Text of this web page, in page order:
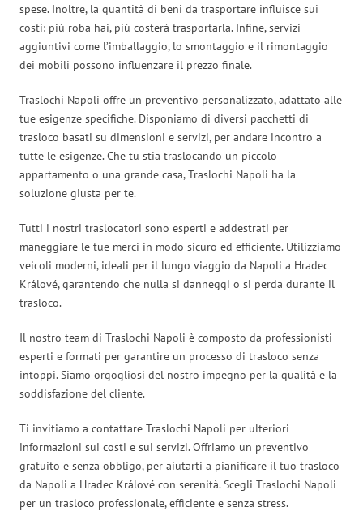
spese. Inoltre, la quantità di beni da trasportare influisce sui
costi: più roba hai, più costerà trasportarla. Infine, servizi
aggiuntivi come l’imballaggio, lo smontaggio e il rimontaggio
dei mobili possono influenzare il prezzo finale.
Traslochi Napoli offre un preventivo personalizzato, adattato alle
tue esigenze specifiche. Disponiamo di diversi pacchetti di
trasloco basati su dimensioni e servizi, per andare incontro a
tutte le esigenze. Che tu stia traslocando un piccolo
appartamento o una grande casa, Traslochi Napoli ha la
soluzione giusta per te.
Tutti i nostri traslocatori sono esperti e addestrati per
maneggiare le tue merci in modo sicuro ed efficiente. Utilizziamo
veicoli moderni, ideali per il lungo viaggio da Napoli a Hradec
Králové, garantendo che nulla si danneggi o si perda durante il
trasloco.
Il nostro team di Traslochi Napoli è composto da professionisti
esperti e formati per garantire un processo di trasloco senza
intoppi. Siamo orgogliosi del nostro impegno per la qualità e la
soddisfazione del cliente.
Ti invitiamo a contattare Traslochi Napoli per ulteriori
informazioni sui costi e sui servizi. Offriamo un preventivo
gratuito e senza obbligo, per aiutarti a pianificare il tuo trasloco
da Napoli a Hradec Králové con serenità. Scegli Traslochi Napoli
per un trasloco professionale, efficiente e senza stress.